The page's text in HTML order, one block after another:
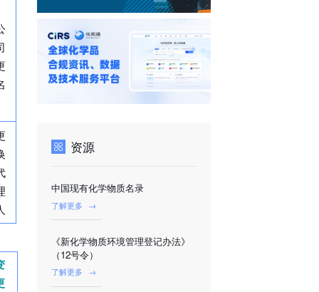
资源
中国现有化学物质名录
了解更多 →
《新化学物质环境管理登记办法》
（12号令）
了解更多 →